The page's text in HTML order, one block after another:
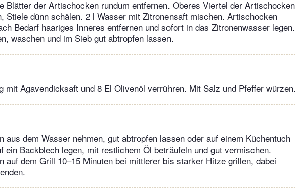
Blätter der Artischocken rundum entfernen. Oberes Viertel der Artischocken
Stiele dünn schälen. 2 l Wasser mit Zitronensaft mischen. Artischocken
Bedarf haariges Inneres entfernen und sofort in das Zitronenwasser legen.
waschen und im Sieb gut abtropfen lassen.
mit Agavendicksaft und 8 El Olivenöl verrühren. Mit Salz und Pfeffer würzen.
aus dem Wasser nehmen, gut abtropfen lassen oder auf einem Küchentuch
ein Backblech legen, mit restlichem Öl beträufeln und gut vermischen.
auf dem Grill 10–15 Minuten bei mittlerer bis starker Hitze grillen, dabei